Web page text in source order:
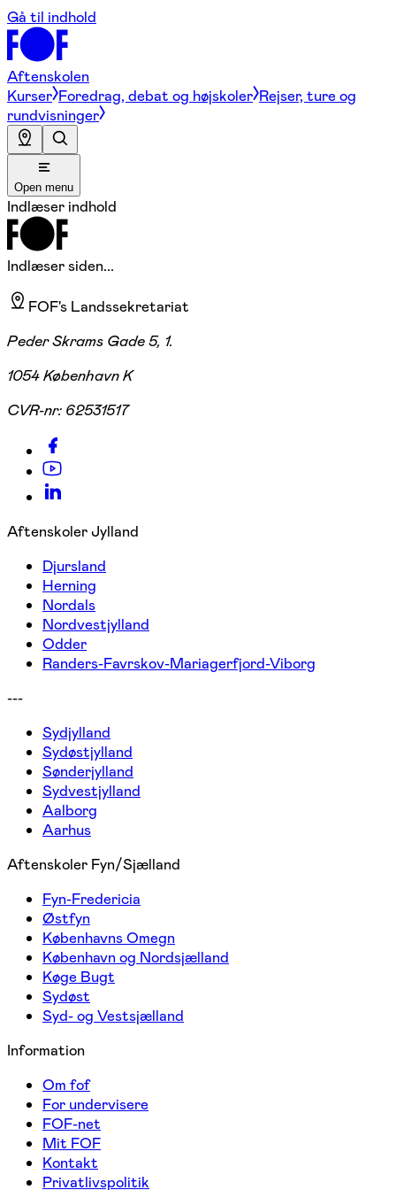
Gå til indhold
Aftenskolen
Kurser Foredrag, debat og højskoler Rejser, ture og
rundvisninger
Open menu
Indlæser indhold
Indlæser siden...
FOF's Landssekretariat
Peder Skrams Gade 5, 1.
1054 København K
CVR-nr: 62531517
Aftenskoler Jylland
Djursland
Herning
Nordals
Nordvestjylland
Odder
Randers-Favrskov-Mariagerfjord-Viborg
---
Sydjylland
Sydøstjylland
Sønderjylland
Sydvestjylland
Aalborg
Aarhus
Aftenskoler Fyn/Sjælland
Fyn-Fredericia
Østfyn
Københavns Omegn
København og Nordsjælland
Køge Bugt
Sydøst
Syd- og Vestsjælland
Information
Om fof
For undervisere
FOF-net
Mit FOF
Kontakt
Privatlivspolitik